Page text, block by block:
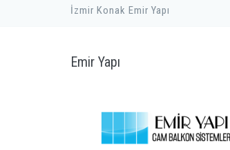
İzmir Konak Emir Yapı
Emir Yapı